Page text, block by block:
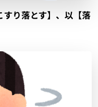
り落とす】、以【落